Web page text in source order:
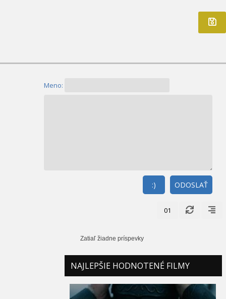
Meno:
ODOSLAŤ
:)
01
Zatiaľ žiadne príspevky
NAJLEPŠIE HODNOTENÉ FILMY